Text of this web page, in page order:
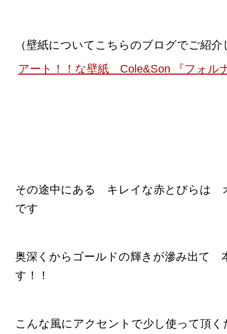
（壁紙についてこちらのブログでご紹
アート！！な壁紙 Cole&Son 『フォル
その途中にある キレイな赤とびらは
です
奥深くからゴールドの輝きが滲み出て
す！！
こんな風にアクセントで少し使って頂